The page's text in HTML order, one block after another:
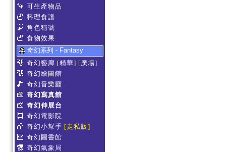
可生產物品
料理食譜
角色稱號
食物效果
奇幻系列 - Fantasy
奇幻藝廊 [精華] [廣場]
奇幻繪圖館
奇幻音樂廳
奇幻寫真館
奇幻伸展台
奇幻電影院
奇幻小幫手 [走私販]
奇幻圖書館
奇幻氣象局